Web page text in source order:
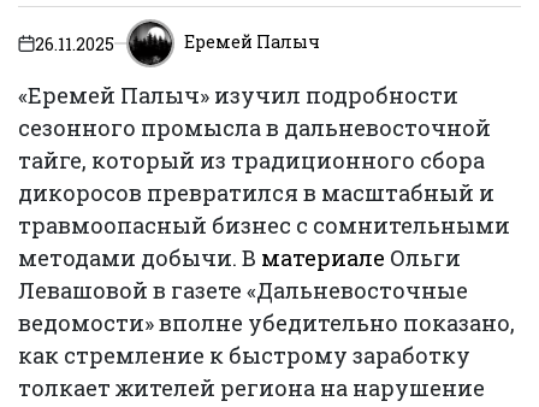
on26.11.2025 Еремей Палыч
«Еремей Палыч» изучил подробности
сезонного промысла в дальневосточной
тайге, который из традиционного сбора
дикоросов превратился в масштабный и
травмоопасный бизнес с сомнительными
методами добычи. В материале Ольги
Левашовой в газете «Дальневосточные
ведомости» вполне убедительно показано,
как стремление к быстрому заработку
толкает жителей региона на нарушение